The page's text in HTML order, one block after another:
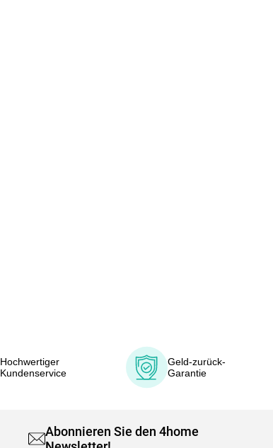
Hochwertiger
Kundenservice
Geld-zurück-
Garantie
Abonnieren Sie den 4home